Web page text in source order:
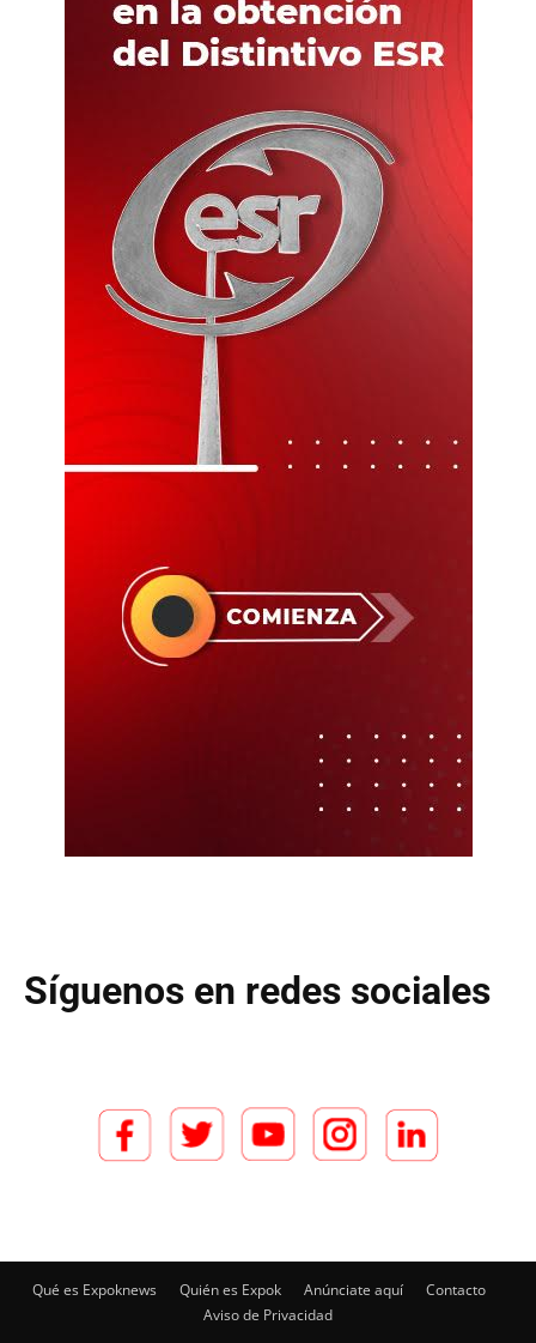
Síguenos en redes sociales
Qué es Expoknews Quién es Expok Anúnciate aquí
Contacto
Aviso de Privacidad